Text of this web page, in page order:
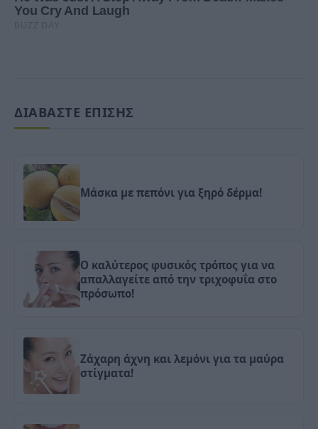
ΔΙΑΒΑΣΤΕ ΕΠΙΣΗΣ
Μάσκα με πεπόνι για ξηρό δέρμα!
Ο καλύτερος φυσικός τρόπος για να
απαλλαγείτε από την τριχοφυΐα στο
πρόσωπο!
Ζάχαρη άχνη και λεμόνι για τα μαύρα
στίγματα!